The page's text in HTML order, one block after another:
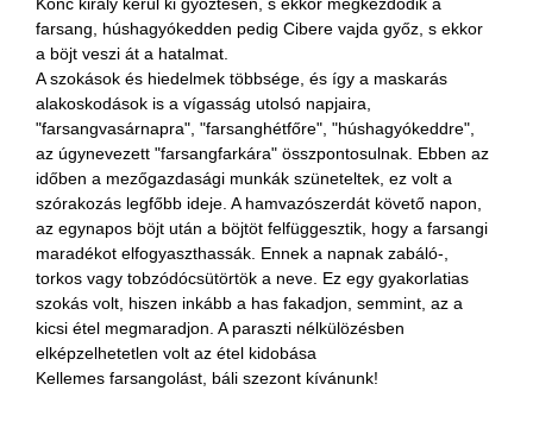
farsang, húshagyókedden pedig Cibere vajda győz, s ekkor
a böjt veszi át a hatalmat.
A szokások és hiedelmek többsége, és így a maskarás
alakoskodások is a vígasság utolsó napjaira,
"farsangvasárnapra", "farsanghétfőre", "húshagyókeddre",
az úgynevezett "farsangfarkára" összpontosulnak. Ebben az
időben a mezőgazdasági munkák szüneteltek, ez volt a
szórakozás legfőbb ideje. A hamvazószerdát követő napon,
az egynapos böjt után a böjtöt felfüggesztik, hogy a farsangi
maradékot elfogyaszthassák. Ennek a napnak zabáló-,
torkos vagy tobzódócsütörtök a neve. Ez egy gyakorlatias
szokás volt, hiszen inkább a has fakadjon, semmint, az a
kicsi étel megmaradjon. A paraszti nélkülözésben
elképzelhetetlen volt az étel kidobása
Kellemes farsangolást, báli szezont kívánunk!